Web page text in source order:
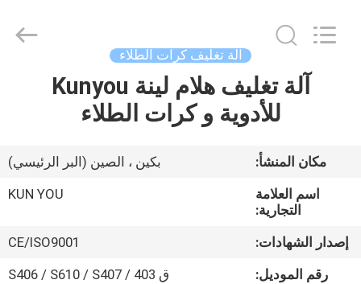
فيديوهات
معلومات
Pharmatech
Co.,LTD..
آلة تغليف كرات الطلاء
آلة تغليف هلام لينة Kunyou
للأدوية و كرات الطلاء
مكان المنشأ:
بكين ، الصين (البر الرئيسي)
اسم العلامة
التجارية:
KUN YOU
إصدار الشهادات:
CE/ISO9001
رقم الموديل:
ق 403 / S406 / S610 / S407